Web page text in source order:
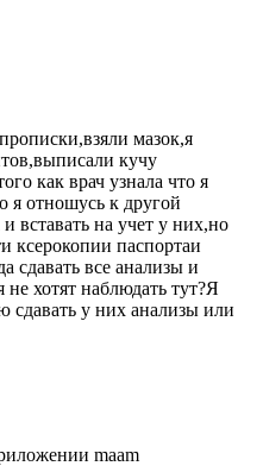
мазок,я
кучу
как врач узнала что я
я отношусь к другой
вставать на учет у них,но
ксерокопии паспортаи
сдавать все анализы и
хотят наблюдать тут?Я
сдавать у них анализы или
maam